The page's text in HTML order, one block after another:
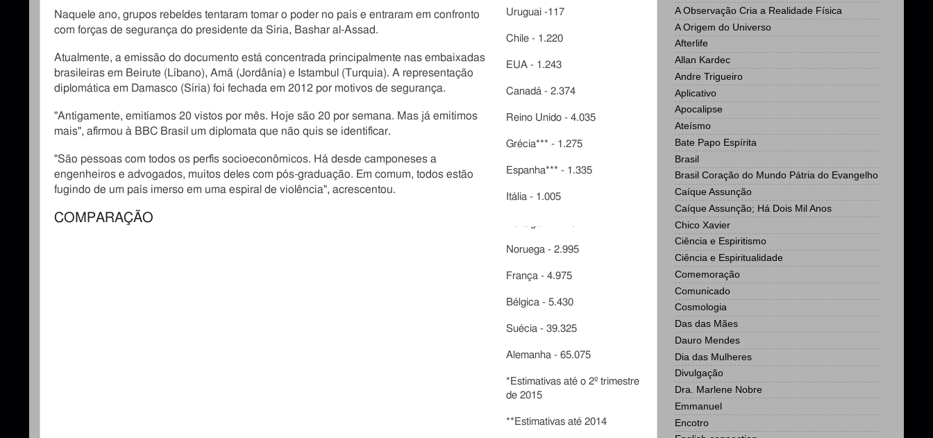
Uruguai -117
Chile - 1.220
EUA - 1.243
Canadá - 2.374
Reino Unido - 4.035
Grécia*** - 1.275
Espanha*** - 1.335
Itália - 1.005
Noruega - 2.995
França - 4.975
Bélgica - 5.430
Suécia - 39.325
Alemanha - 65.075
*Estimativas até o 2º trimestre
de 2015
**Estimativas até 2014
Naquele ano, grupos rebeldes tentaram tomar o poder no país e entraram em confronto
com forças de segurança do presidente da Síria, Bashar al-Assad.
Atualmente, a emissão do documento está concentrada principalmente nas embaixadas
brasileiras em Beirute (Líbano), Amã (Jordânia) e Istambul (Turquia). A representação
diplomática em Damasco (Síria) foi fechada em 2012 por motivos de segurança.
"Antigamente, emitíamos 20 vistos por mês. Hoje são 20 por semana. Mas já emitimos
mais", afirmou à BBC Brasil um diplomata que não quis se identificar.
"São pessoas com todos os perfis socioeconômicos. Há desde camponeses a
engenheiros e advogados, muitos deles com pós-graduação. Em comum, todos estão
fugindo de um país imerso em uma espiral de violência", acrescentou.
COMPARAÇÃO
A Observação Cria a Realidade Física
A Origem do Universo
Afterlife
Allan Kardec
Andre Trigueiro
Aplicativo
Apocalipse
Ateísmo
Bate Papo Espírita
Brasil
Brasil Coração do Mundo Pátria do Evangelho
Caíque Assunção
Caíque Assunção; Há Dois Mil Anos
Chico Xavier
Ciência e Espiritismo
Ciência e Espiritualidade
Comemoração
Comunicado
Cosmologia
Das das Mães
Dauro Mendes
Dia das Mulheres
Divulgação
Dra. Marlene Nobre
Emmanuel
Encotro